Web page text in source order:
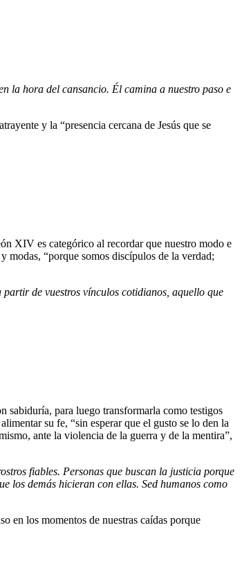
la hora del cansancio. Él camina a nuestro paso e
y la “presencia cercana de Jesús que se
XIV es categórico al recordar que nuestro modo e
modas, “porque somos discípulos de la verdad;
de vuestros vínculos cotidianos, aquello que
sabiduría, para luego transformarla como testigos
su fe, “sin esperar que el gusto se lo den la
ante la violencia de la guerra y de la mentira”,
fiables. Personas que buscan la justicia porque
los demás hicieran con ellas. Sed humanos como
en los momentos de nuestras caídas porque